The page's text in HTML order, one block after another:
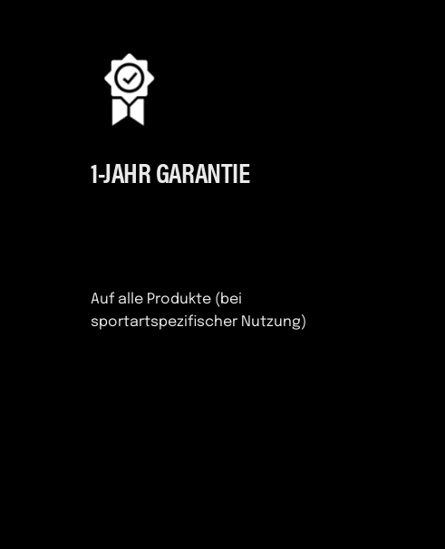
1-JAHR GARANTIE
Auf alle Produkte (bei
sportartspezifischer Nutzung)